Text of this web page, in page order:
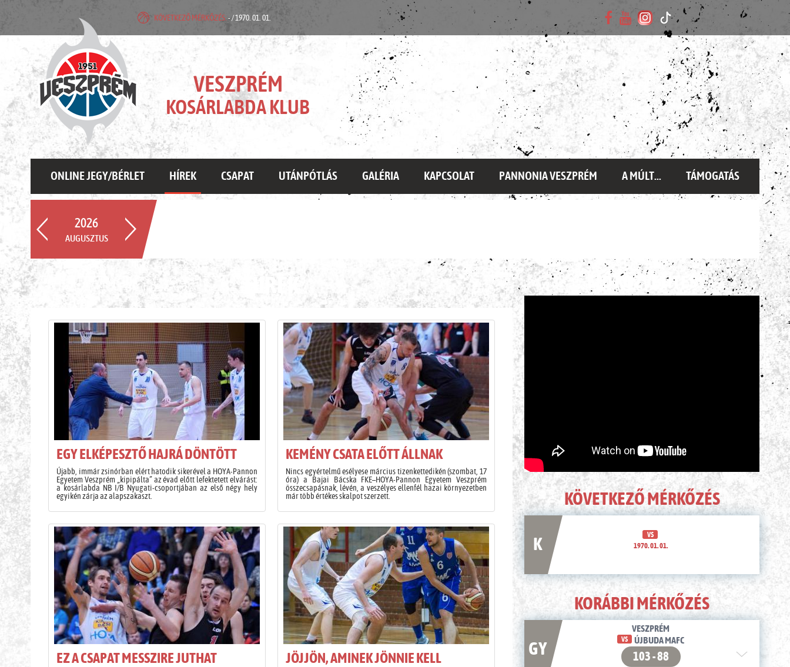
KÖVETKEZŐ MÉRKŐZÉS: - / 1970. 01. 01.
VESZPRÉM
KOSÁRLABDA KLUB
ONLINE JEGY/BÉRLET HÍREK CSAPAT UTÁNPÓTLÁS GALÉRIA KAPCSOLAT PANNONIA VESZPRÉM A MÚLT... TÁMOGATÁS
2026
AUGUSZTUS
HÍREK
EGY ELKÉPESZTŐ HAJRÁ DÖNTÖTT
Újabb, immár zsinórban elért hatodik sikerével a HOYA-Pannon
Egyetem Veszprém „kipipálta” az évad előtt lefektetett elvárást:
a kosárlabda NB I/B Nyugati-csoportjában az első négy hely
egyikén zárja az alapszakaszt.
KEMÉNY CSATA ELŐTT ÁLLNAK
Nincs egyértelmű esélyese március tizenkettedikén (szombat, 17
óra) a Bajai Bácska FKE–HOYA-Pannon Egyetem Veszprém
összecsapásnak, lévén, a veszélyes ellenfél hazai környezetben
már több értékes skalpot szerzett.
EZ A CSAPAT MESSZIRE JUTHAT JÖJJÖN, AMINEK JÖNNIE KELL
ÉLŐ KÖZVETÍTÉS
KÖVETKEZŐ MÉRKŐZÉS
K
VS
1970. 01. 01.
KORÁBBI MÉRKŐZÉS
GY
VESZPRÉM
VS ÚJBUDA MAFC
103 - 88